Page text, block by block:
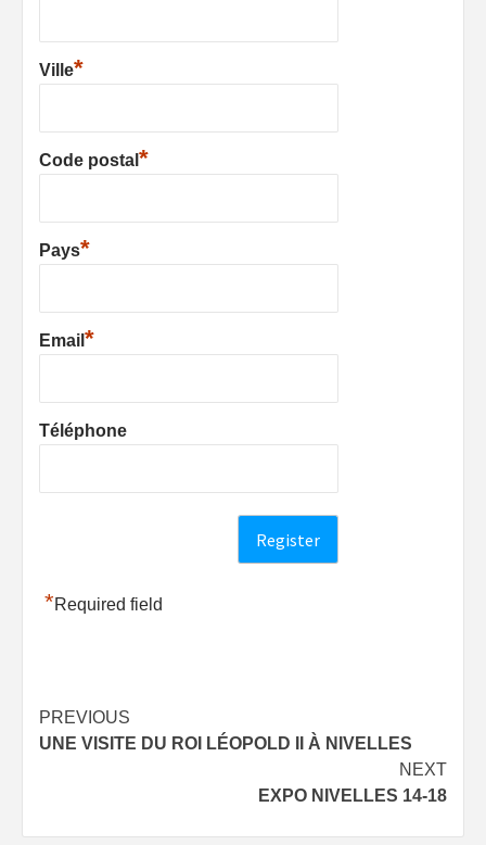
Ville*
Code postal *
Pays*
Email *
Téléphone
*Required field
Post
navigation
PREVIOUS
UNE VISITE DU ROI LÉOPOLD II À NIVELLES
NEXT
EXPO NIVELLES 14-18